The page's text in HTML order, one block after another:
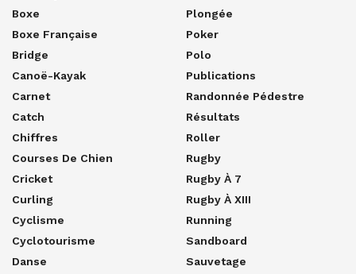
Boxe
Boxe Française
Bridge
Canoë-Kayak
Carnet
Catch
Chiffres
Courses De Chien
Cricket
Curling
Cyclisme
Cyclotourisme
Danse
Plongée
Poker
Polo
Publications
Randonnée Pédestre
Résultats
Roller
Rugby
Rugby À 7
Rugby À XIII
Running
Sandboard
Sauvetage